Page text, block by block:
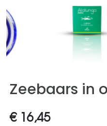
Zeebaars in
€16,45